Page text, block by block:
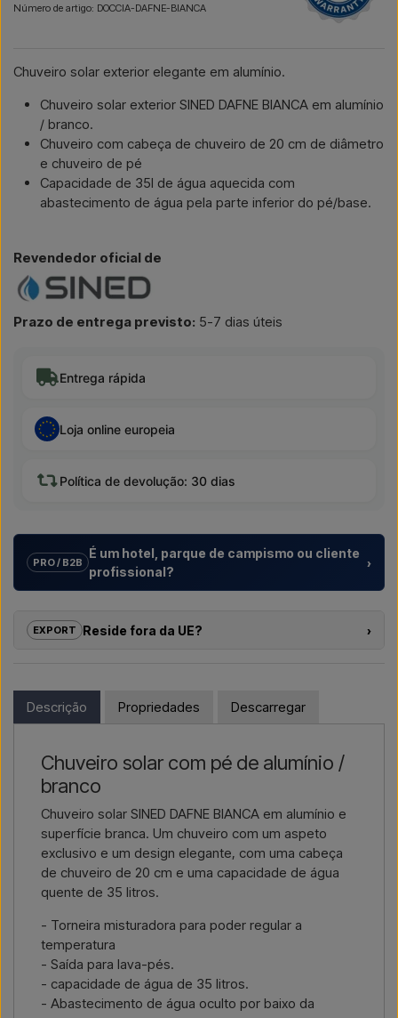
Número de artigo: DOCCIA-DAFNE-BIANCA
Chuveiro solar exterior elegante em alumínio.
Chuveiro solar exterior SINED DAFNE BIANCA em alumínio
/ branco.
Chuveiro com cabeça de chuveiro de 20 cm de diâmetro
e chuveiro de pé
Capacidade de 35l de água aquecida com
abastecimento de água pela parte inferior do pé/base.
Revendedor oficial de
Prazo de entrega previsto: 5-7 dias úteis
Entrega rápida
Loja online europeia
Política de devolução: 30 dias
PRO / B2B
É um hotel, parque de campismo ou cliente
profissional?
›
turísticos e promotores imobiliários com
individuaispara duches exteriores – desde a escolha do
Se pretende um
entrega de maior dimensão
, contacte-nos – respondemos
rapidamente.
Contactar por e-mail → Ligar-nos →
EXPORT Reside fora da UE?
›
webshop. Em vez disso, pode contactar-nos e receber um
preço com entrega e, se aplicável, documentos aduaneiros.
ou link para o artigo) e onde deve ser faturado e entregue, e
receberá uma oferta.
Contactar por email → Ligar-nos →
Descrição Propriedades Descarregar
Chuveiro solar com pé de alumínio /
branco
Chuveiro solar SINED DAFNE BIANCA em alumínio e
superfície branca. Um chuveiro com um aspeto
exclusivo e um design elegante, com uma cabeça
de chuveiro de 20 cm e uma capacidade de água
quente de 35 litros.
- Torneira misturadora para poder regular a
temperatura
- Saída para lava-pés.
- capacidade de água de 35 litros.
- Abastecimento de água oculto por baixo da